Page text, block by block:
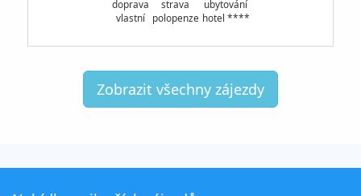
doprava
vlastní
strava
polopenze
ubytování
hotel ****
Zobrazit všechny zájezdy